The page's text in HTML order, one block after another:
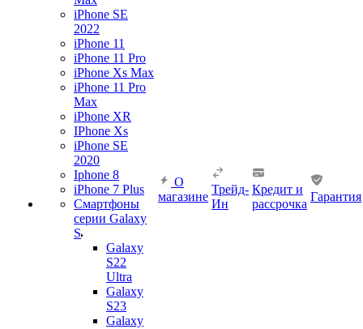
iPhone SE
2022
iPhone 11
iPhone 11 Pro
iPhone Xs Max
iPhone 11 Pro
Max
iPhone XR
IPhone Xs
iPhone SE
2020
Iphone 8
iPhone 7 Plus
Смартфоны
серии Galaxy
S
Galaxy
S22
Ultra
Galaxy
S23
Galaxy
О
магазине
Трейд-
Ин
Кредит и
рассрочка
Гарантия